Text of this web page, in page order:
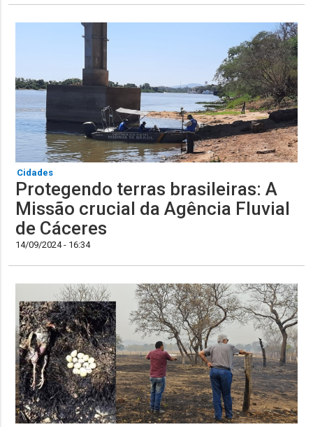
Cidades
Protegendo terras brasileiras: A
Missão crucial da Agência Fluvial
de Cáceres
14/09/2024 - 16:34